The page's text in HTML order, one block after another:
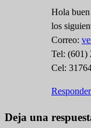
Hola buen
los
Correo:
Tel: (601)
Cel:
Responder
Deja una